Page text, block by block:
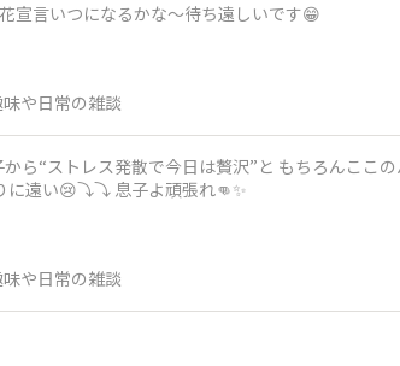
宣言いつになるかな～待ち遠しいです😁
や日常の雑談
ら“ストレス発散で今日は贅沢”と もちろんここ
に遠い😢⤵️⤵️ 息子よ頑張れ👊✨
や日常の雑談